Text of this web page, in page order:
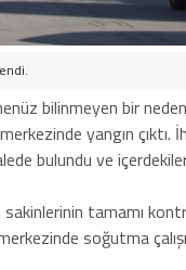
bilinmeyen bir
yangın çıktı.
bulundu ve
tamamı
soğutma